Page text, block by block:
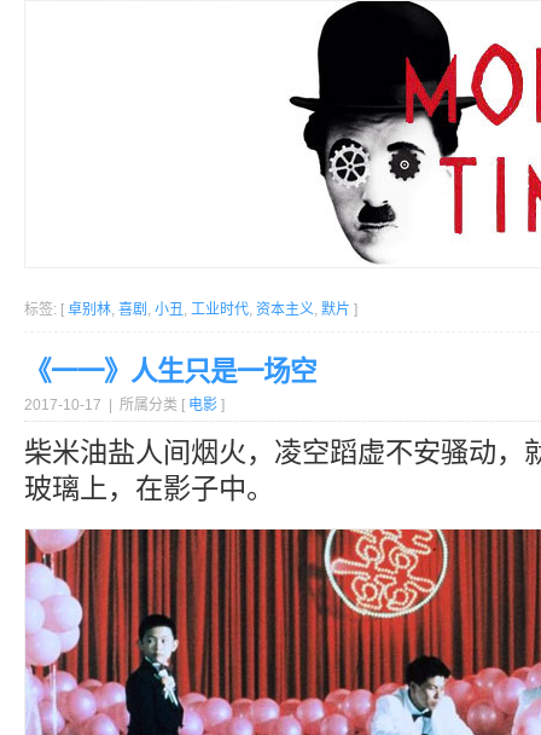
标签: [ 卓别林, 喜剧 , 小丑 , 工业时代, 资本主义, 默片 ]
《一一》人生只是一场空
2017-10-17 | 所属分类 [ 电影 ]
柴米油盐人间烟火，凌空蹈虚不安骚动，
玻璃上，在影子中。